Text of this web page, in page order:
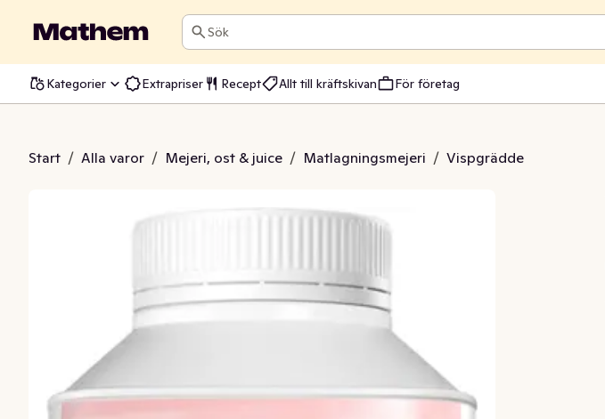
Sök
Kategorier Extrapriser Recept Allt till kräftskivan För företag
Start / Alla varor / Mejeri, ost & juice / Matlagningsmejeri / Vispgrädde
Laktosfri 35%